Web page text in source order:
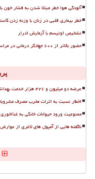
آلودگی هوا خطر مبتلا شدن به فشار خون
خطر بیماری قلبی در زنان با وزنه زدن
تشخیص اوتیسم با آزمایش ادرار
حضور بالاتر از ۶۰۰ جهادگر درمانی در مراسم خاکسپاری رهبر انقلاب در مشهد
عرضه دو میلیون و ۴۲۶ هزار خدمت بهداشتی و درمانی به زائرین
اخطار نسبت به اثرات مخرب مصرف
ممنوعیت ورود حیوانات خانگی به
ناگفته هایی از آمپول های لاغری از عوارض